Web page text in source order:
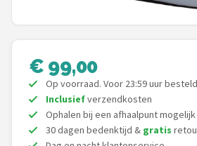
AXA
New Looxs
BBB Cycling
Schwalbe
€ 99,00
Op voorraad. Voor 23:59 uur
Inclusiefverzendkosten
Ophalen bij een afhaalpunt mogelijk
30 dagen bedenktijd & gratis